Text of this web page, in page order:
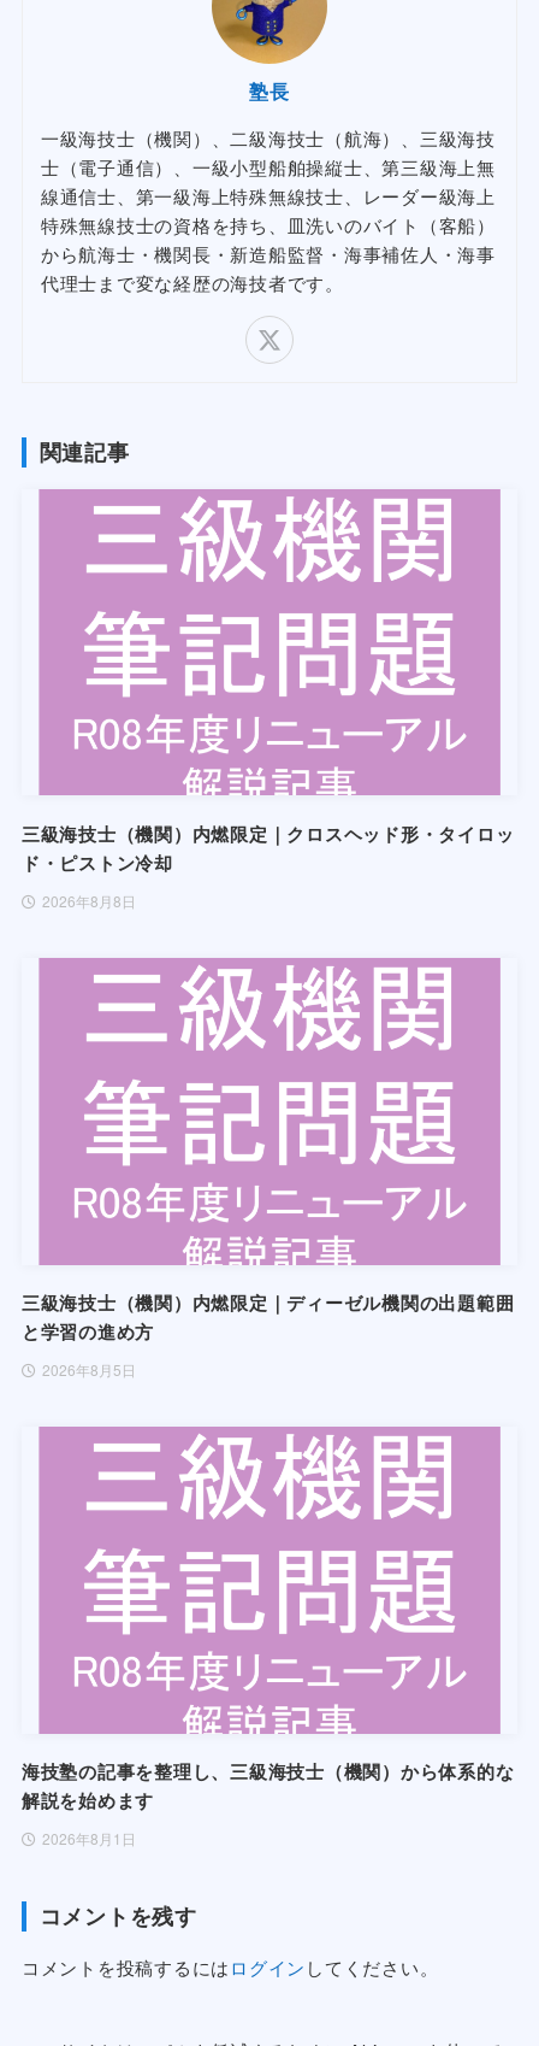
塾長
一級海技士（機関）、二級海技士（航海）、三級海技
士（電子通信）、一級小型船舶操縦士、第三級海上無
線通信士、第一級海上特殊無線技士、レーダー級海上
特殊無線技士の資格を持ち、皿洗いのバイト（客船）
から航海士・機関長・新造船監督・海事補佐人・海事
代理士まで変な経歴の海技者です。
関連記事
三級海技士（機関）内燃限定｜クロスヘッド形・タイロッ
ド・ピストン冷却
2026年8月8日
三級海技士（機関）内燃限定｜ディーゼル機関の出題範囲
と学習の進め方
2026年8月5日
海技塾の記事を整理し、三級海技士（機関）から体系的な
解説を始めます
2026年8月1日
コメントを残す
コメントを投稿するにはログイン してください。